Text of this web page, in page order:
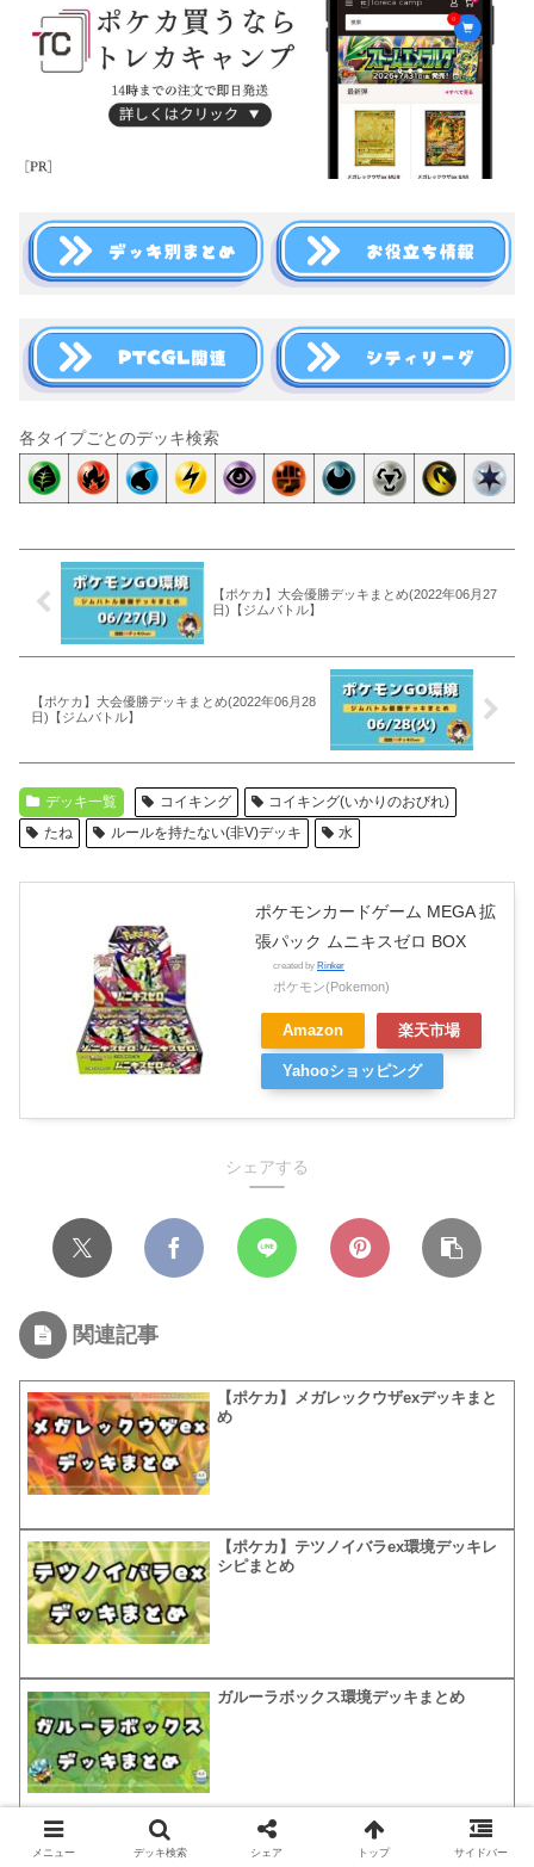
各タイプごとのデッキ検索
【ポケカ】大会優勝デッキまとめ(2022年06月27
日)【ジムバトル】
【ポケカ】大会優勝デッキまとめ(2022年06月28
日)【ジムバトル】
デッキ一覧 コイキング
コイキング(いかりのおびれ)
たね
ルールを持たない(非V)デッキ 水
ポケモンカードゲーム MEGA 拡
張パック ムニキスゼロ BOX
created by Rinker
ポケモン(Pokemon)
Amazon 楽天市場
Yahooショッピング
シェアする
関連記事
【ポケカ】メガレックウザexデッキまと
め
【ポケカ】テツノイバラex環境デッキレ
シピまとめ
ガルーラボックス環境デッキまとめ
メニュー デッキ検索 シェア トップ サイドバー